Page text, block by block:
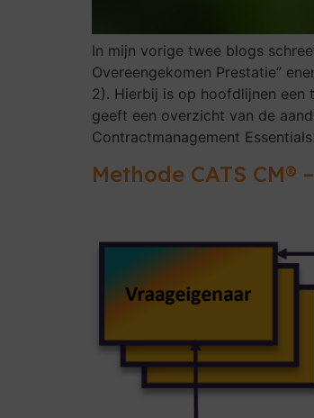
In mijn vorige twee blogs
Overeengekomen Prestatie”
2). Hierbij is op hoofdlijnen een
geeft een overzicht van de
Contractmanagement
Methode CATS